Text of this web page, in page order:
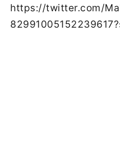
https://twitter.com/